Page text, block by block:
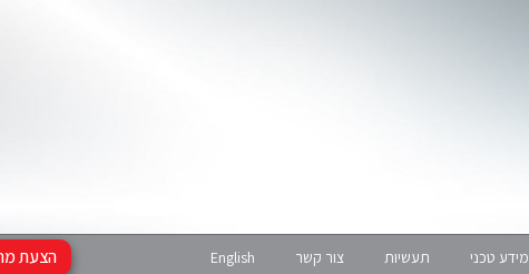
מידע טכני תעשיות צור קשר English הצעת